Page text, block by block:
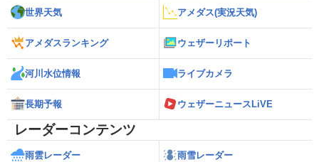
世界天気 アメダス(実況天気)
アメダスランキング ウェザーリポート
河川水位情報 ライブカメラ
長期予報 ウェザーニュースLiVE
レーダーコンテンツ
雨雲レーダー 雨雪レーダー